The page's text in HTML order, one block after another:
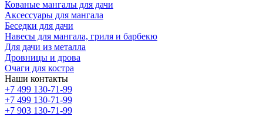
Кованые мангалы для дачи
Аксессуары для мангала
Беседки для дачи
Навесы для мангала, гриля и барбекю
Для дачи из металла
Дровницы и дрова
Очаги для костра
Наши контакты
+7 499 130-71-99
+7 499 130-71-99
+7 903 130-71-99